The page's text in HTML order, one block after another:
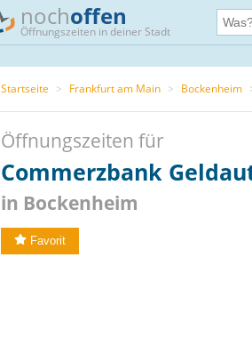
nochoffen
Öffnungszeiten in deiner Stadt
Startseite > Frankfurt am Main > Bockenheim
Öffnungszeiten für
Commerzbank
in Bockenheim
Favorit